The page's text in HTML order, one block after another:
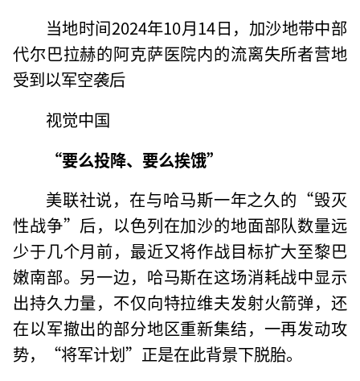
当地时间2024年10月14日，加沙地带中部
代尔巴拉赫的阿克萨医院内的流离失所者营地
受到以军空袭后
视觉中国
“要么投降、要么挨饿”
美联社说，在与哈马斯一年之久的“毁灭
性战争”后，以色列在加沙的地面部队数量远
少于几个月前，最近又将作战目标扩大至黎巴
嫩南部。另一边，哈马斯在这场消耗战中显示
出持久力量，不仅向特拉维夫发射火箭弹，还
在以军撤出的部分地区重新集结，一再发动攻
势，“将军计划”正是在此背景下脱胎。